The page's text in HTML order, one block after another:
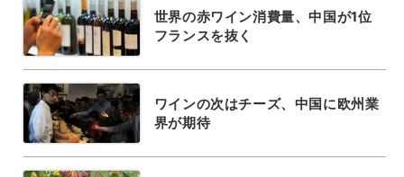
世界の赤ワイン消費量、中国が1位
フランスを抜く
ワインの次はチーズ、中国に欧州業
界が期待